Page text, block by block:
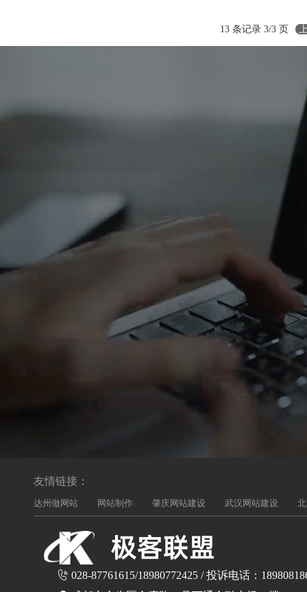
13 条记录 3/3 页
友情链接：
达州做网站 网站制作 肇庆网站建设 武汉网站建设
028-87761615/18980772425 / 投诉电话：